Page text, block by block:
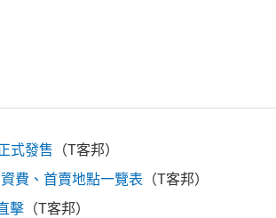
式發售 （T客邦）
費、首賣地點一覽表 （T客邦）
擊 （T客邦）